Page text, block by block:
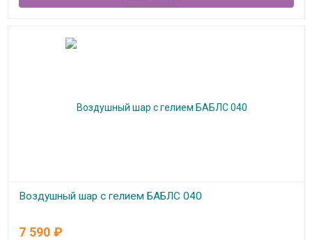
Воздушный шар с гелием БАБЛС 040
7 590 ₽